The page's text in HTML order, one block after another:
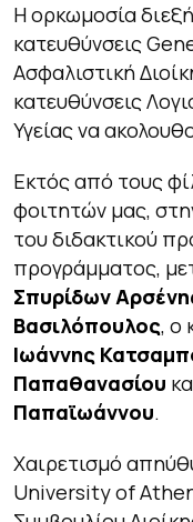
Η ορκωμοσία
κατευθύνσεις
Ασφαλιστική
κατευθύνσεις
Υγείας να
Εκτός από τους
φοιτητών μας,
του διδακτικού
προγράμματος,
Σπυρίδων
Βασιλόπουλος, ο
Ιωάννης
Παπαθανασίου
Παπαϊωάννου.
Χαιρετισμό
University of